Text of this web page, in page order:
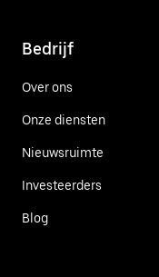
Bedrijf
Over ons
Onze diensten
Nieuwsruimte
Investeerders
Blog